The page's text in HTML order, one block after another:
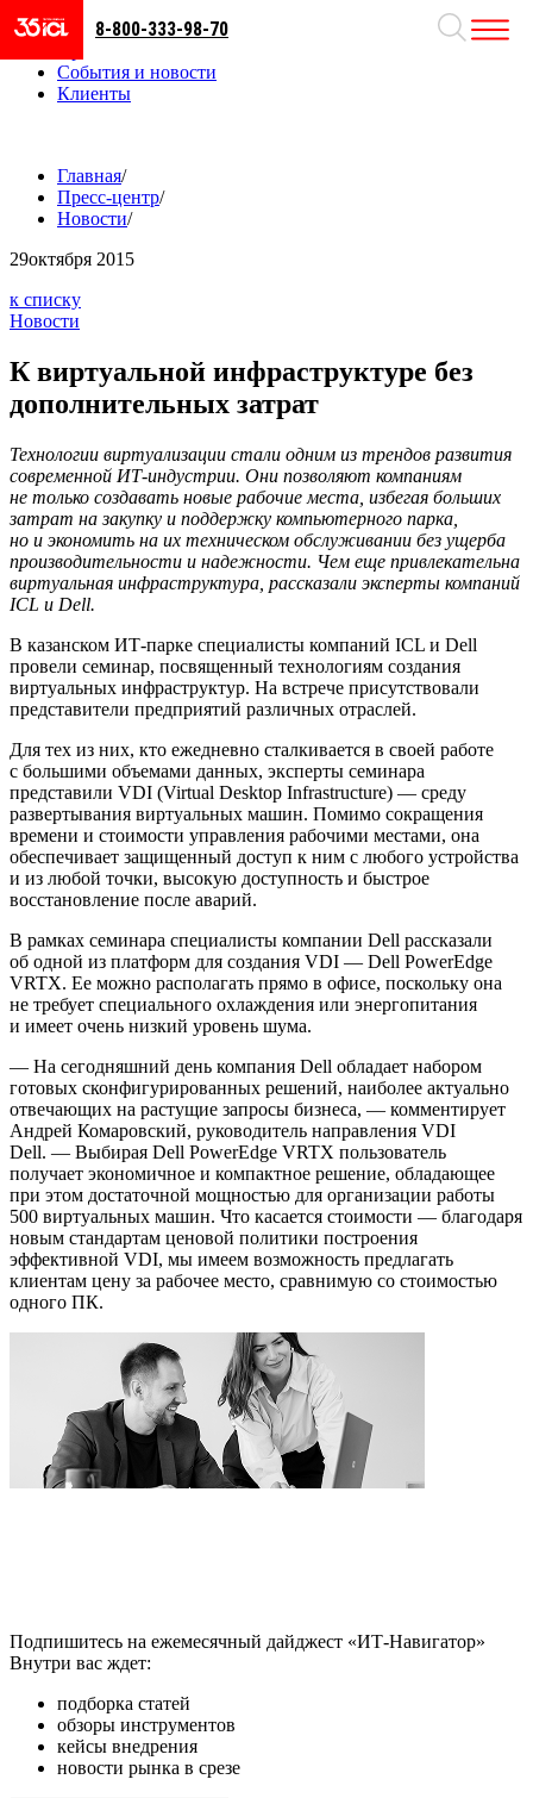
Направления
События и новости
Клиенты
8-800-333-98-70
Главная/
Пресс-центр/
Новости/
29октября 2015
к списку
Новости
К виртуальной инфраструктуре без
дополнительных затрат
Технологии виртуализации стали одним из трендов развития
современной ИТ-индустрии. Они позволяют компаниям
не только создавать новые рабочие места, избегая больших
затрат на закупку и поддержку компьютерного парка,
но и экономить на их техническом обслуживании без ущерба
производительности и надежности. Чем еще привлекательна
виртуальная инфраструктура, рассказали эксперты компаний
ICL и Dell.
В казанском ИТ-парке специалисты компаний ICL и Dell
провели семинар, посвященный технологиям создания
виртуальных инфраструктур. На встрече присутствовали
представители предприятий различных отраслей.
Для тех из них, кто ежедневно сталкивается в своей работе
с большими объемами данных, эксперты семинара
представили VDI (Virtual Desktop Infrastructure) — среду
развертывания виртуальных машин. Помимо сокращения
времени и стоимости управления рабочими местами, она
обеспечивает защищенный доступ к ним с любого устройства
и из любой точки, высокую доступность и быстрое
восстановление после аварий.
В рамках семинара специалисты компании Dell рассказали
об одной из платформ для создания VDI — Dell PowerEdge
VRTX. Ее можно располагать прямо в офисе, поскольку она
не требует специального охлаждения или энергопитания
и имеет очень низкий уровень шума.
— На сегодняшний день компания Dell обладает набором
готовых сконфигурированных решений, наиболее актуально
отвечающих на растущие запросы бизнеса, — комментирует
Андрей Комаровский, руководитель направления VDI
Dell. — Выбирая Dell PowerEdge VRTX пользователь
получает экономичное и компактное решение, обладающее
при этом достаточной мощностью для организации работы
500 виртуальных машин. Что касается стоимости — благодаря
новым стандартам ценовой политики построения
эффективной VDI, мы имеем возможность предлагать
клиентам цену за рабочее место, сравнимую со стоимостью
одного ПК.
Подпишитесь на ежемесячный дайджест «ИТ-Навигатор»
Внутри вас ждет:
подборка статей
обзоры инструментов
кейсы внедрения
новости рынка в срезе